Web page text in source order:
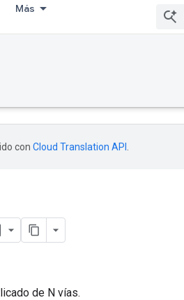
Más
con Cloud Translation API
de N vías.